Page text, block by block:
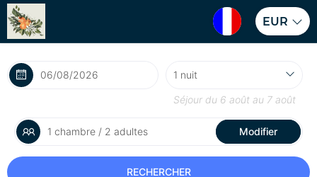
EUR
Séjour du 6 août au 7 août
1 chambre / 2 adultes Modifier